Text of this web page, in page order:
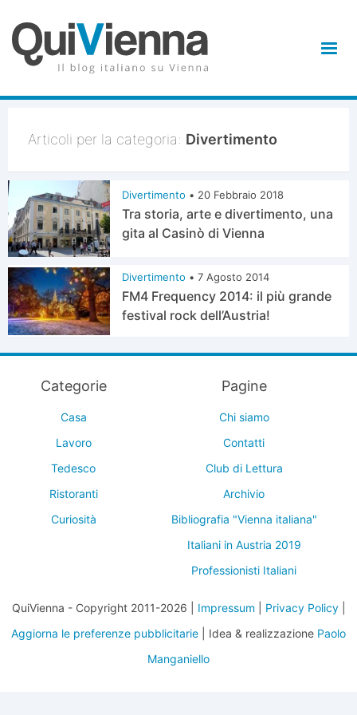
Articoli per la categoria: Divertimento
Divertimento • 20 Febbraio 2018
Tra storia, arte e divertimento, una
gita al Casinò di Vienna
Divertimento • 7 Agosto 2014
FM4 Frequency 2014: il più grande
festival rock dell’Austria!
Categorie
Casa
Lavoro
Tedesco
Ristoranti
Curiosità
Pagine
Chi siamo
Contatti
Club di Lettura
Archivio
Bibliografia "Vienna italiana"
Italiani in Austria 2019
Professionisti Italiani
QuiVienna - Copyright 2011-2026 | Impressum Privacy Policy|
Aggiorna le preferenze pubblicitarie | Idea & realizzazione Paolo
Manganiello